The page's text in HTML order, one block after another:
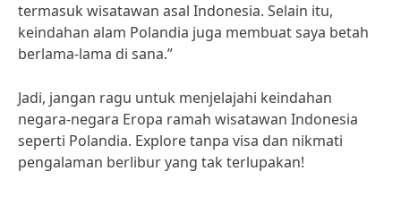
termasuk wisatawan asal Indonesia. Selain itu,
keindahan alam Polandia juga membuat saya betah
berlama-lama di sana.”
Jadi, jangan ragu untuk menjelajahi keindahan
negara-negara Eropa ramah wisatawan Indonesia
seperti Polandia. Explore tanpa visa dan nikmati
pengalaman berlibur yang tak terlupakan!